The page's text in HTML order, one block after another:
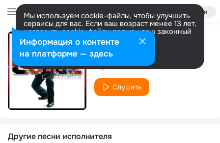
Войти
Мы используем cookie-файлы, чтобы улучшить
сервисы для вас. Если ваш возраст менее 13 лет,
настроить cookie-файлы должен ваш законный
представитель. Больше информации
Разрешить все Настроить
Пластик
Lojaz
Слушать
Другие песни исполнителя
Информация о контенте
на платформе — здесь